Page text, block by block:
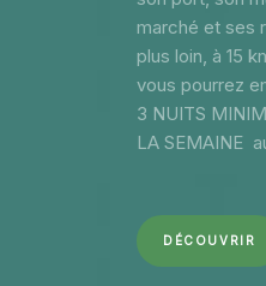
marché et ses
plus loin, à 15
vous pourrez
3 NUITS
LA SEMAINE
DÉCOUVRIR